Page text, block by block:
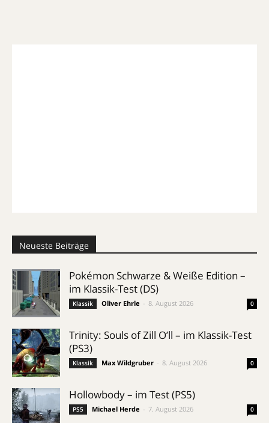
Neueste Beiträge
Pokémon Schwarze & Weiße Edition –
im Klassik-Test (DS)
Klassik Oliver Ehrle 8. August 2026 0
Trinity: Souls of Zill O’ll – im Klassik-Test
(PS3)
Klassik Max Wildgruber 8. August 2026 0
Hollowbody – im Test (PS5)
PS5 Michael Herde 7. August 2026 0